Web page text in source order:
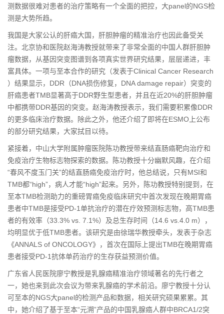
测数据很难对患者的治疗策略有一个全面的把控，大panel的NGS检
测是大势所趋。
我国是大家公认的肝癌大国，肝胆肿瘤的精准治疗也因此备受关
注。北京协和医院赵海涛教授就带来了非常全面的中国人群肝胆肿
瘤数据，从基因突变图谱到各项真实世界研究结果，层层递进，丰
富具体。一项与至本合作的研究（发表于Clinical Cancer Research
）结果显示，DDR（DNA损伤修复，DNA damage repair）突变的
肝癌患者TMB显著高于DDR野生型患者，并且在近20%的肝胆肿瘤
中都携带DDR基因的突变。赵海涛教授表示，我们需要积累像DDR
的更多临床治疗数据。除此之外，他还介绍了即将在ESMO上公布
的部分研究结果， 大家拭目以待。
紧接着，中山大学附属肿瘤医院陈功教授带来结直肠癌靶向治疗和
免疫治疗生物标志物探索的数据。陈功教授十分幽默风趣，在介绍
“春风不度玉门关”的结直肠癌免疫治疗时，他总结说，只有MSI和
TMB都“high”，病人才能“high”起来。另外，陈功教授特别提到，在
至本TMB检测助力的重磅胃癌免疫临床研究中首次发现在晚期胃癌
患者中TMB是接受PD-1单抗治疗的潜在疗效预测标志物，高TMB患
者的有效率（33.3% vs. 7.1%）及总生存时间（14.6 vs.4.0 m），
均明显优于低TMB患者。该研究是由徐瑞华教授牵头，发表于杂志
《ANNALS of ONCOLOGY》，首次在国际上提出TMB在晚期胃癌
患者接受PD-1抗体单药治疗的生存获益预测价值。
广东省人民医院廖宁教授是乳腺癌精准治疗领域著名的先行者之
一，她也来到此次会议为带来乳腺癌的学术前沿。廖宁教授十分认
可至本的NGS大panel的检测产品和数据，相关研究硕果累累。其
中，她介绍了基于至本“元溯”产品的中国乳腺癌人群中BRCA1/2突